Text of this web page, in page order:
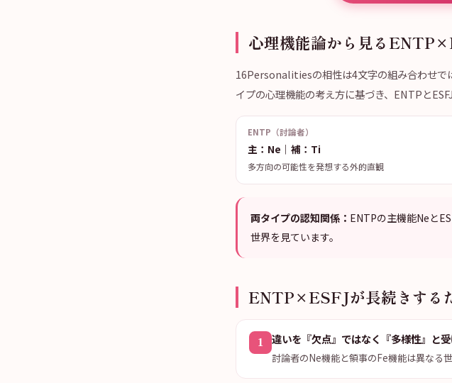
心理機能論から見る
16Personalitiesの相性は4文字の組み合わせで
イプの心理機能の考え方に基づき、ENTPと
ENTP（討論者）
主：Ne｜補：Ti
多方向の可能性を発想する外的直観
両タイプの認知関係： ENTPの主機能Neと
世界を見ています。
ENTP×ESFJが長続きする
1 違いを『欠点』ではなく『多様性』と
討論者のNe機能と領事のFe機能は異なる